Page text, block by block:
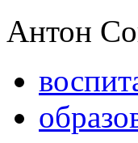
Антон